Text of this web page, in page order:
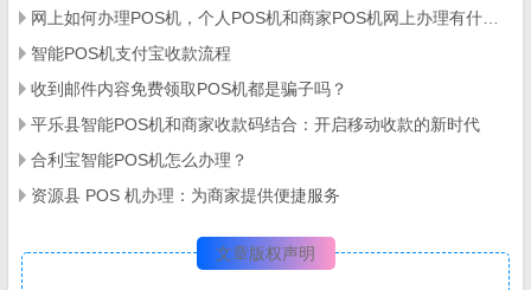
智能POS机支付宝收款流程
收到邮件内容免费领取POS机都是骗子吗？
平乐县智能POS机和商家收款码结合：开启移动收款的新时代
合利宝智能POS机怎么办理？
资源县 POS 机办理：为商家提供便捷服务
文章版权声明